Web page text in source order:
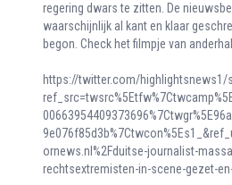
regering dwars te zitten. De
waarschijnlijk al kant en klaar
begon. Check het filmpje van
https://twitter.com/highlightsnews1/
ornews.nl%2Fduitse-journalist-
rechtsextremisten-in-scene-gezet-